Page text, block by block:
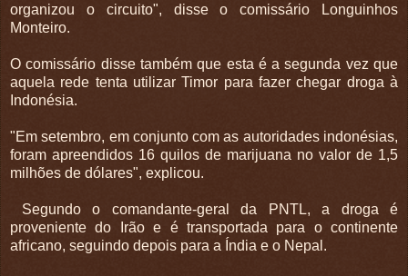
organizou o circuito", disse o comissário Longuinhos
Monteiro.
O comissário disse também que esta é a segunda vez que
aquela rede tenta utilizar Timor para fazer chegar droga à
Indonésia.
"Em setembro, em conjunto com as autoridades indonésias,
foram apreendidos 16 quilos de marijuana no valor de 1,5
milhões de dólares", explicou.
Segundo o comandante-geral da PNTL, a droga é
proveniente do Irão e é transportada para o continente
africano, seguindo depois para a Índia e o Nepal.